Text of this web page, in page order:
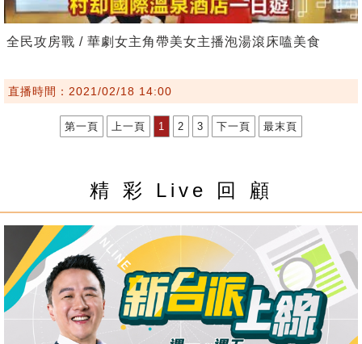
全民攻房戰 / 華劇女主角帶美女主播泡湯滾床嗑美食
直播時間：2021/02/18 14:00
第一頁 上一頁 1 2 3 下一頁 最末頁
精 彩 Live 回 顧